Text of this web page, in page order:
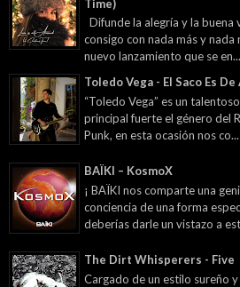
Time)
Difunde la alegría y la
consigo con nada más y
nuevo lanzamiento que se en...
Toledo Vega - El Saco Es
“Toledo Vega” es un
principal fuerte el género del
Punk, en esta ocasión nos co...
BAÏKI – KosmoX
¡ BAÏKI nos comparte una
conciencia de una forma
deberías darle un vistazo a
The Dirt Whisperers - Five
Cargado de un estilo sureño